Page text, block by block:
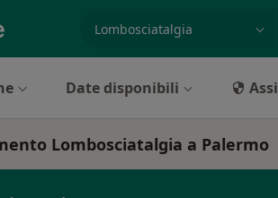
Date disponibili
Lombosciatalgia a Palermo